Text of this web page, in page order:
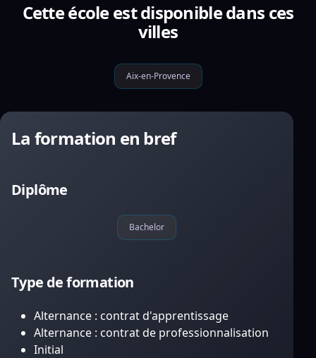
Cette école est disponible dans ces
villes
Aix-en-Provence
La formation en bref
Diplôme
Bachelor
Type de formation
Alternance : contrat d'apprentissage
Alternance : contrat de professionnalisation
Initial